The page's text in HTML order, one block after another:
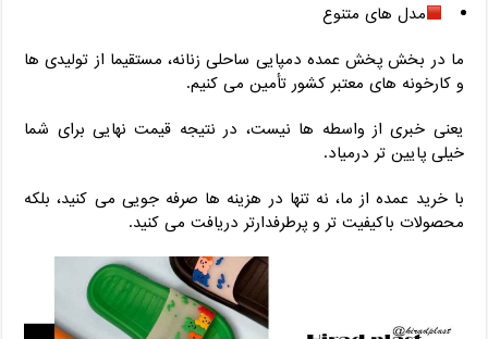
مدل ‌های متنوع
ما در بخش پخش عمده دمپایی ساحلی زنانه، مستقیما از تولیدی ‌ها
و کارخونه‌ های معتبر کشور تأمین می‌ کنیم.
یعنی خبری از واسطه‌ ها نیست، در نتیجه قیمت نهایی برای شما
خیلی پایین ‌تر درمیاد.
با خرید عمده از ما، نه ‌تنها در هزینه ‌ها صرفه ‌جویی می‌ کنید، بلکه
محصولات باکیفیت ‌تر و پرطرفدارتر دریافت می‌ کنید.